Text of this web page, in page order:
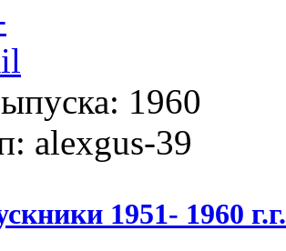
1960
alexgus-39
1951- 1960